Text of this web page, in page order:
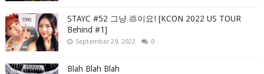
STAYC #52 그냥 💩이요! [KCON 2022 US TOUR
Behind #1]
September 29, 2022 0
Blah Blah Blah